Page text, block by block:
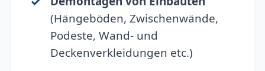
(Hängeböden, Zwischenwände,
Podeste, Wand- und
Deckenverkleidungen etc.)